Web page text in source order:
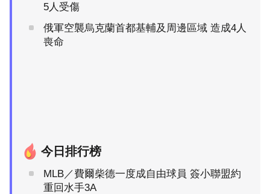
5人受傷
俄軍空襲烏克蘭首都基輔及周邊區域 造成4人
喪命
今日排行榜
MLB／費爾柴德一度成自由球員 簽小聯盟約
重回水手3A